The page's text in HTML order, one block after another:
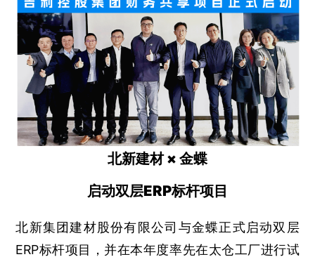
北新建材 × 金蝶
启动双层ERP标杆项目
北新集团建材股份有限公司与金蝶正式启动双层
ERP标杆项目，并在本年度率先在太仓工厂进行试